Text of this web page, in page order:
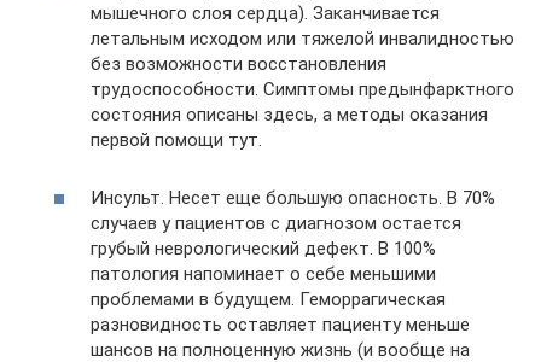
мышечного слоя сердца). Заканчивается
летальным исходом или тяжелой инвалидностью
без возможности восстановления
трудоспособности. Симптомы предынфарктного
состояния описаны здесь, а методы оказания
первой помощи тут.
Инсульт. Несет еще большую опасность. В 70%
случаев у пациентов с диагнозом остается
грубый неврологический дефект. В 100%
патология напоминает о себе меньшими
проблемами в будущем. Геморрагическая
разновидность оставляет пациенту меньше
шансов на полноценную жизнь (и вообще на